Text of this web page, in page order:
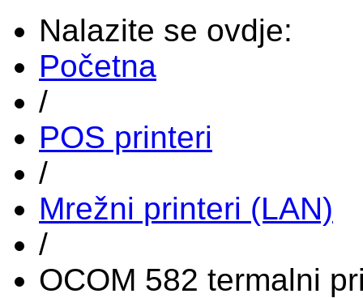
Nalazite se ovdje:
Početna
/
POS printeri
/
Mrežni printeri (LAN)
/
OCOM 582 termalni